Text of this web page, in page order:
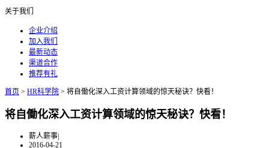
关于我们
企业介绍
加入我们
最新动态
渠道合作
推荐有礼
首页 > HR科学院 > 将自働化深入工资计算领域的惊天秘诀？快看！
将自働化深入工资计算领域的惊天秘诀？快看！
薪人薪事|
2016-04-21